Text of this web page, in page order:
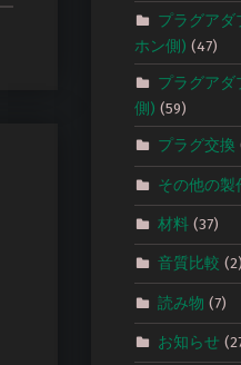
プラグアダ
ホン側) (47)
プラグアダ
側) (59)
プラグ交換
その他の製
材料(37)
音質比較 (2)
読み物 (7)
お知らせ